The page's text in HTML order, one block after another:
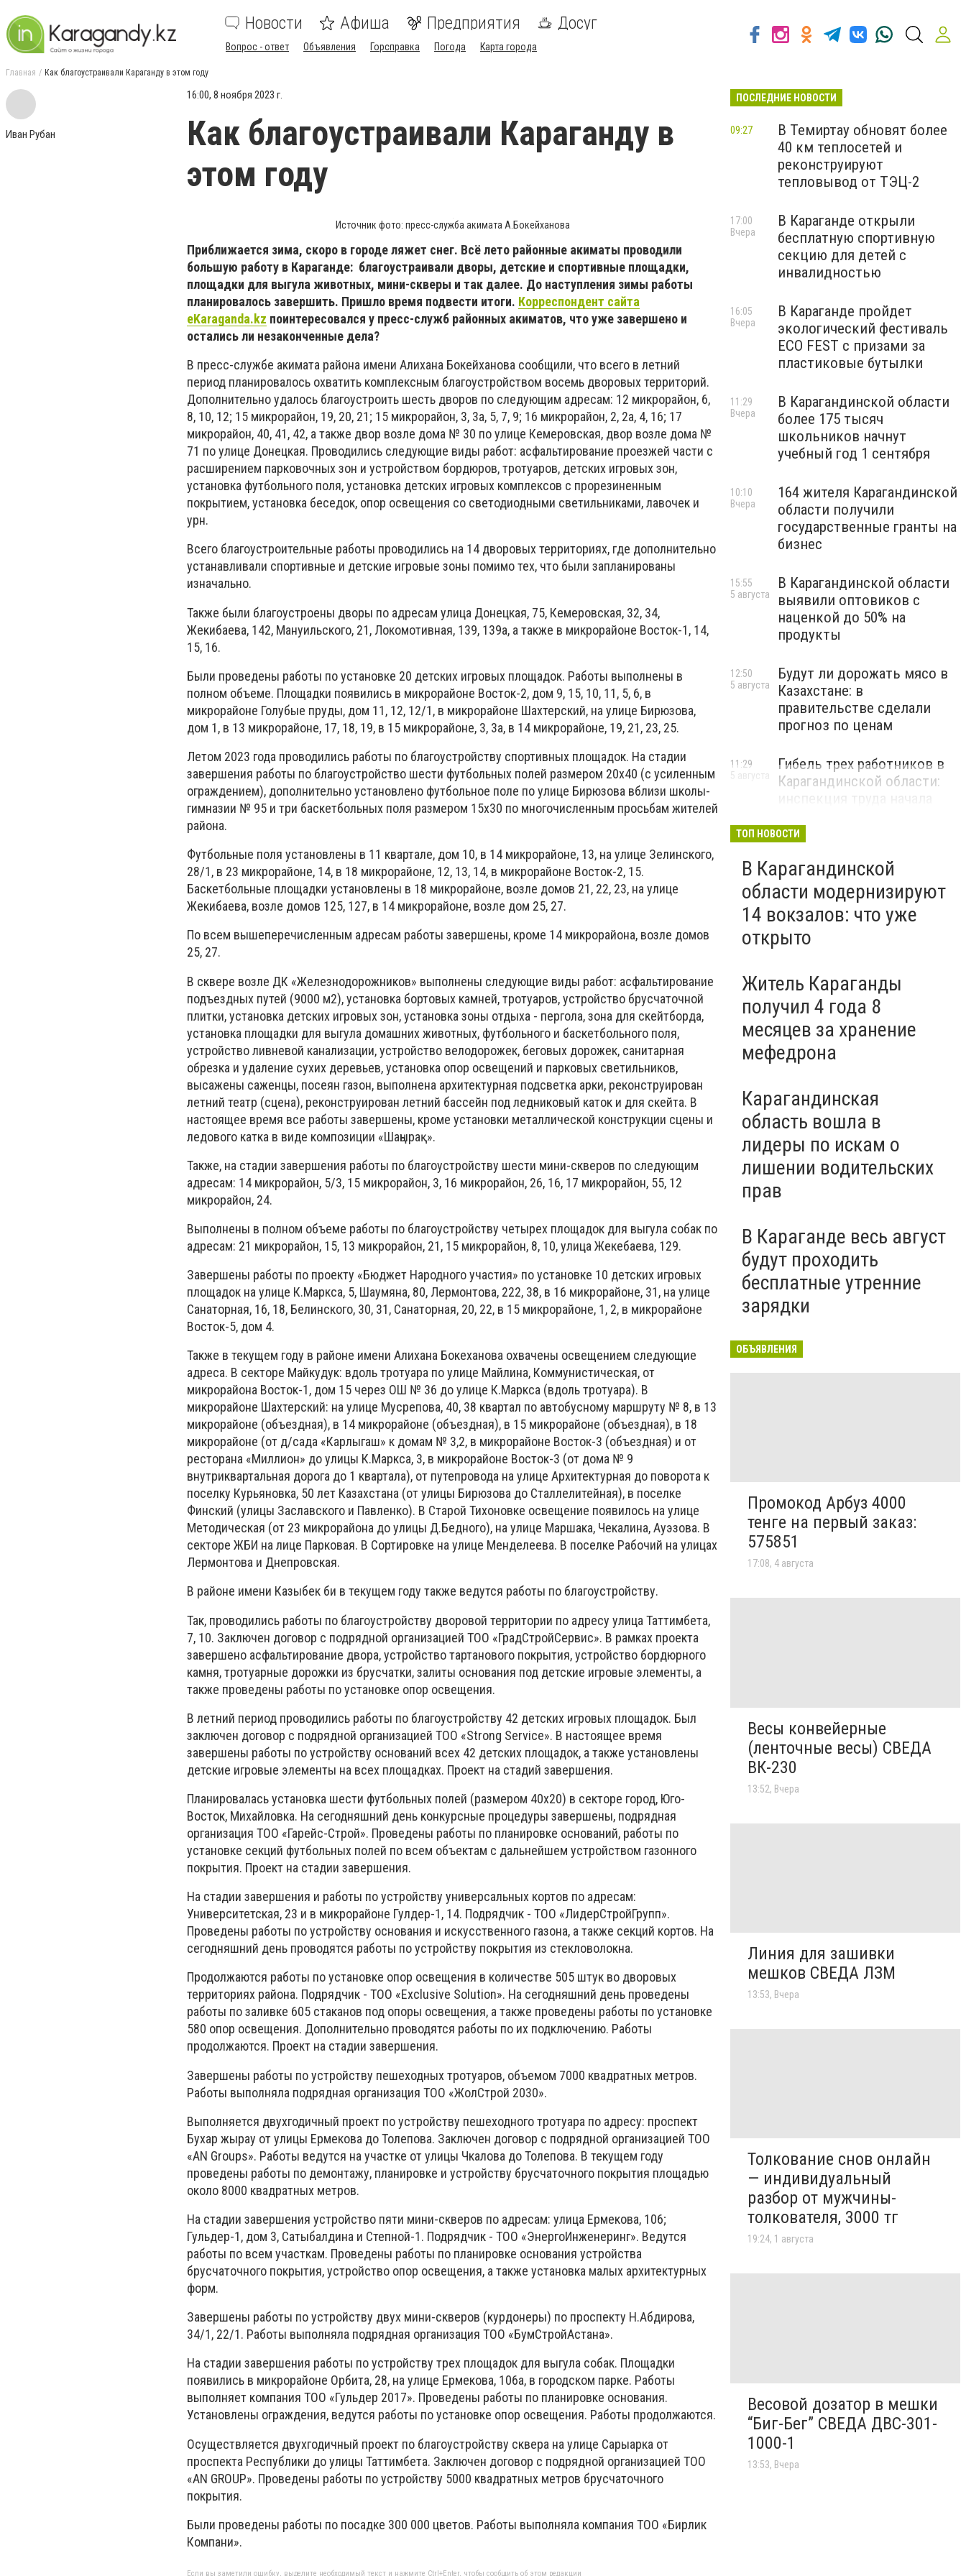
Новости Афиша Предприятия Досуг
Вопрос - ответ Объявления Горсправка Погода Карта города
Главная Как благоустраивали Караганду в этом году
Иван Рубан
16:00, 8 ноября 2023 г.
Как благоустраивали Караганду в
этом году
Источник фото: пресс-служба акимата А.Бокейханова
Приближается зима, скоро в городе ляжет снег. Всё лето районные акиматы проводили
большую работу в Караганде: благоустраивали дворы, детские и спортивные площадки,
площадки для выгула животных, мини-скверы и так далее. До наступления зимы работы
планировалось завершить. Пришло время подвести итоги. Корреспондент сайта
eKaraganda.kz поинтересовался у пресс-служб районных акиматов, что уже завершено и
остались ли незаконченные дела?
В пресс-службе акимата района имени Алихана Бокейханова сообщили, что всего в летний
период планировалось охватить комплексным благоустройством восемь дворовых территорий.
Дополнительно удалось благоустроить шесть дворов по следующим адресам: 12 микрорайон, 6,
8, 10, 12; 15 микрорайон, 19, 20, 21; 15 микрорайон, 3, 3а, 5, 7, 9; 16 микрорайон, 2, 2а, 4, 16; 17
микрорайон, 40, 41, 42, а также двор возле дома № 30 по улице Кемеровская, двор возле дома №
71 по улице Донецкая. Проводились следующие виды работ: асфальтирование проезжей части с
расширением парковочных зон и устройством бордюров, тротуаров, детских игровых зон,
установка футбольного поля, установка детских игровых комплексов с прорезиненным
покрытием, установка беседок, опор освещения со светодиодными светильниками, лавочек и
урн.
Всего благоустроительные работы проводились на 14 дворовых территориях, где дополнительно
устанавливали спортивные и детские игровые зоны помимо тех, что были запланированы
изначально.
Также были благоустроены дворы по адресам улица Донецкая, 75, Кемеровская, 32, 34,
Жекибаева, 142, Мануильского, 21, Локомотивная, 139, 139а, а также в микрорайоне Восток-1, 14,
15, 16.
Были проведены работы по установке 20 детских игровых площадок. Работы выполнены в
полном объеме. Площадки появились в микрорайоне Восток-2, дом 9, 15, 10, 11, 5, 6, в
микрорайоне Голубые пруды, дом 11, 12, 12/1, в микрорайоне Шахтерский, на улице Бирюзова,
дом 1, в 13 микрорайоне, 17, 18, 19, в 15 микрорайоне, 3, 3а, в 14 микрорайоне, 19, 21, 23, 25.
Летом 2023 года проводились работы по благоустройству спортивных площадок. На стадии
завершения работы по благоустройство шести футбольных полей размером 20х40 (с усиленным
ограждением), дополнительно установлено футбольное поле по улице Бирюзова вблизи школы-
гимназии № 95 и три баскетбольных поля размером 15х30 по многочисленным просьбам жителей
района.
Футбольные поля установлены в 11 квартале, дом 10, в 14 микрорайоне, 13, на улице Зелинского,
28/1, в 23 микрорайоне, 14, в 18 микрорайоне, 12, 13, 14, в микрорайоне Восток-2, 15.
Баскетбольные площадки установлены в 18 микрорайоне, возле домов 21, 22, 23, на улице
Жекибаева, возле домов 125, 127, в 14 микрорайоне, возле дом 25, 27.
По всем вышеперечисленным адресам работы завершены, кроме 14 микрорайона, возле домов
25, 27.
В сквере возле ДК «Железнодорожников» выполнены следующие виды работ: асфальтирование
подъездных путей (9000 м2), установка бортовых камней, тротуаров, устройство брусчаточной
плитки, установка детских игровых зон, установка зоны отдыха - пергола, зона для скейтборда,
установка площадки для выгула домашних животных, футбольного и баскетбольного поля,
устройство ливневой канализации, устройство велодорожек, беговых дорожек, санитарная
обрезка и удаление сухих деревьев, установка опор освещений и парковых светильников,
высажены саженцы, посеян газон, выполнена архитектурная подсветка арки, реконструирован
летний театр (сцена), реконструирован летний бассейн под ледниковый каток и для скейта. В
настоящее время все работы завершены, кроме установки металлической конструкции сцены и
ледового катка в виде композиции «Шаңырақ».
Также, на стадии завершения работы по благоустройству шести мини-скверов по следующим
адресам: 14 микрорайон, 5/3, 15 микрорайон, 3, 16 микрорайон, 26, 16, 17 микрорайон, 55, 12
микрорайон, 24.
Выполнены в полном объеме работы по благоустройству четырех площадок для выгула собак по
адресам: 21 микрорайон, 15, 13 микрорайон, 21, 15 микрорайон, 8, 10, улица Жекебаева, 129.
Завершены работы по проекту «Бюджет Народного участия» по установке 10 детских игровых
площадок на улице К.Маркса, 5, Шаумяна, 80, Лермонтова, 222, 38, в 16 микрорайоне, 31, на улице
Санаторная, 16, 18, Белинского, 30, 31, Санаторная, 20, 22, в 15 микрорайоне, 1, 2, в микрорайоне
Восток-5, дом 4.
Также в текущем году в районе имени Алихана Бокеханова охвачены освещением следующие
адреса. В секторе Майкудук: вдоль тротуара по улице Майлина, Коммунистическая, от
микрорайона Восток-1, дом 15 через ОШ № 36 до улице К.Маркса (вдоль тротуара). В
микрорайоне Шахтерский: на улице Мусрепова, 40, 38 квартал по автобусному маршруту № 8, в 13
микрорайоне (объездная), в 14 микрорайоне (объездная), в 15 микрорайоне (объездная), в 18
микрорайоне (от д/сада «Карлыгаш» к домам № 3,2, в микрорайоне Восток-3 (объездная) и от
ресторана «Миллион» до улицы К.Маркса, 3, в микрорайоне Восток-3 (от дома № 9
внутриквартальная дорога до 1 квартала), от путепровода на улице Архитектурная до поворота к
поселку Курьяновка, 50 лет Казахстана (от улицы Бирюзова до Сталлелитейная), в поселке
Финский (улицы Заславского и Павленко). В Старой Тихоновке освещение появилось на улице
Методическая (от 23 микрорайона до улицы Д.Бедного), на улице Маршака, Чекалина, Ауэзова. В
секторе ЖБИ на лице Парковая. В Сортировке на улице Менделеева. В поселке Рабочий на улицах
Лермонтова и Днепровская.
В районе имени Казыбек би в текущем году также ведутся работы по благоустройству.
Так, проводились работы по благоустройству дворовой территории по адресу улица Таттимбета,
7, 10. Заключен договор с подрядной организацией ТОО «ГрадСтройСервис». В рамках проекта
завершено асфальтирование двора, устройство тартанового покрытия, устройство бордюрного
камня, тротуарные дорожки из брусчатки, залиты основания под детские игровые элементы, а
также проведены работы по установке опор освещения.
В летний период проводились работы по благоустройству 42 детских игровых площадок. Был
заключен договор с подрядной организацией ТОО «Strong Service». В настоящее время
завершены работы по устройству оснований всех 42 детских площадок, а также установлены
детские игровые элементы на всех площадках. Проект на стадий завершения.
Планировалась установка шести футбольных полей (размером 40х20) в секторе город, Юго-
Восток, Михайловка. На сегодняшний день конкурсные процедуры завершены, подрядная
организация ТОО «Гарейс-Строй». Проведены работы по планировке оснований, работы по
установке секций футбольных полей по всем объектам с дальнейшем устройством газонного
покрытия. Проект на стадии завершения.
На стадии завершения и работы по устройству универсальных кортов по адресам:
Университетская, 23 и в микрорайоне Гулдер-1, 14. Подрядчик - ТОО «ЛидерСтройГрупп».
Проведены работы по устройству основания и искусственного газона, а также секций кортов. На
сегодняшний день проводятся работы по устройству покрытия из стекловолокна.
Продолжаются работы по установке опор освещения в количестве 505 штук во дворовых
территориях района. Подрядчик - ТОО «Exclusive Solution». На сегодняшний день проведены
работы по заливке 605 стаканов под опоры освещения, а также проведены работы по установке
580 опор освещения. Дополнительно проводятся работы по их подключению. Работы
продолжаются. Проект на стадии завершения.
Завершены работы по устройству пешеходных тротуаров, объемом 7000 квадратных метров.
Работы выполняла подрядная организация ТОО «ЖолСтрой 2030».
Выполняется двухгодичный проект по устройству пешеходного тротуара по адресу: проспект
Бухар жырау от улицы Ермекова до Толепова. Заключен договор с подрядной организацией ТОО
«AN Groups». Работы ведутся на участке от улицы Чкалова до Толепова. В текущем году
проведены работы по демонтажу, планировке и устройству брусчаточного покрытия площадью
около 8000 квадратных метров.
На стадии завершения устройство пяти мини-скверов по адресам: улица Ермекова, 106;
Гульдер-1, дом 3, Сатыбалдина и Степной-1. Подрядчик - ТОО «ЭнергоИнженеринг». Ведутся
работы по всем участкам. Проведены работы по планировке основания устройства
брусчаточного покрытия, устройство опор освещения, а также установка малых архитектурных
форм.
Завершены работы по устройству двух мини-скверов (курдонеры) по проспекту Н.Абдирова,
34/1, 22/1. Работы выполняла подрядная организация ТОО «БумСтройАстана».
На стадии завершения работы по устройству трех площадок для выгула собак. Площадки
появились в микрорайоне Орбита, 28, на улице Ермекова, 106а, в городском парке. Работы
выполняет компания ТОО «Гульдер 2017». Проведены работы по планировке основания.
Установлены ограждения, ведутся работы по установке опор освещения. Работы продолжаются.
Осуществляется двухгодичный проект по благоустройству сквера на улице Сарыарка от
проспекта Республики до улицы Таттимбета. Заключен договор с подрядной организацией ТОО
«AN GROUP». Проведены работы по устройству 5000 квадратных метров брусчаточного
покрытия.
Были проведены работы по посадке 300 000 цветов. Работы выполняла компания ТОО «Бирлик
Компани».
Если вы заметили ошибку, выделите необходимый текст и нажмите Ctrl+Enter, чтобы сообщить об этом редакции
ПОСЛЕДНИЕ НОВОСТИ
В Темиртау обновят более
40 км теплосетей и
реконструируют
тепловывод от ТЭЦ-2
09:27
В Караганде открыли
бесплатную спортивную
секцию для детей с
инвалидностью
17:00
Вчера
В Караганде пройдет
экологический фестиваль
ECO FEST с призами за
пластиковые бутылки
16:05
Вчера
В Карагандинской области
более 175 тысяч
школьников начнут
учебный год 1 сентября
11:29
Вчера
164 жителя Карагандинской
области получили
государственные гранты на
бизнес
10:10
Вчера
В Карагандинской области
выявили оптовиков с
наценкой до 50% на
продукты
15:55
5 августа
Будут ли дорожать мясо в
Казахстане: в
правительстве сделали
прогноз по ценам
12:50
5 августа
Гибель трех работников в
Карагандинской области:
11:29
5 августа
ТОП НОВОСТИ
В Карагандинской
области модернизируют
14 вокзалов: что уже
открыто
Житель Караганды
получил 4 года 8
месяцев за хранение
мефедрона
Карагандинская
область вошла в
лидеры по искам о
лишении водительских
прав
В Караганде весь август
будут проходить
бесплатные утренние
зарядки
ОБЪЯВЛЕНИЯ
Промокод Арбуз 4000
тенге на первый заказ:
575851
17:08, 4 августа
Весы конвейерные
(ленточные весы) СВЕДА
ВК-230
13:52, Вчера
Линия для зашивки
мешков СВЕДА ЛЗМ
13:53, Вчера
Толкование снов онлайн
— индивидуальный
разбор от мужчины-
толкователя, 3000 тг
19:24, 1 августа
Весовой дозатор в мешки
“Биг-Бег” СВЕДА ДВС-301-
1000-1
13:53, Вчера